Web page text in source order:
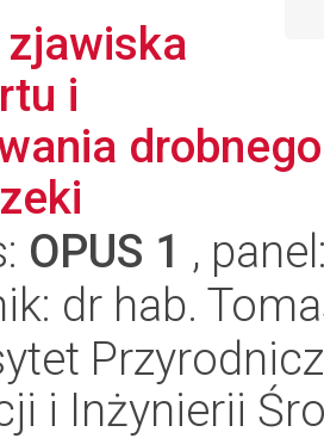
i
OPUS 1 ,
dr hab.
i Inżynierii